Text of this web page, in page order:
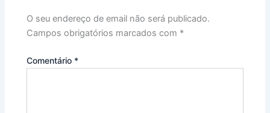
O seu endereço de email não será publicado.
Campos obrigatórios marcados com *
Comentário *